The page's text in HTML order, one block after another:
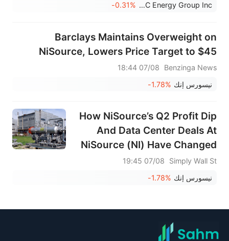
WEC Energy Group Inc
-0.31%
Barclays Maintains Overweight on
NiSource, Lowers Price Target to $45
Benzinga News
07/08 18:44
نيسورس إنك -1.78%
How NiSource’s Q2 Profit Dip
And Data Center Deals At
NiSource (NI) Have Changed
Its Investment Story
Simply Wall St
07/08 19:45
نيسورس إنك -1.78%